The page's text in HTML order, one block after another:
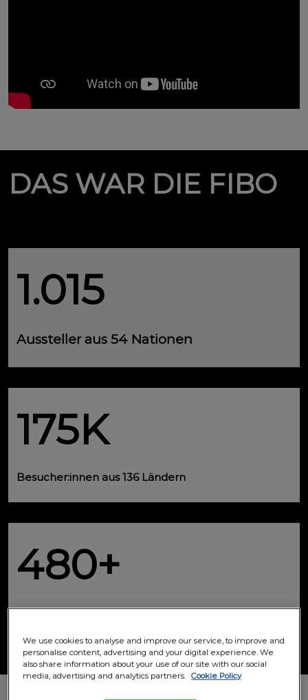
DAS WAR DIE FIBO
1.015
Aussteller aus 54 Nationen
175K
Besucher:innen aus 136 Ländern
480+
Vorträge & Mitmach-Aktionen
We use cookies to analyse and improve our service, to improve and
personalise content, advertising and your digital experience. We
also share information about your use of our site with our social
media, advertising and analytics partners.
Cookie Policy